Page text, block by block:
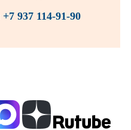
+7 937 114-91-90